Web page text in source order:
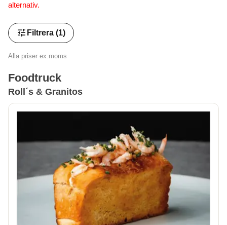
alternativ.
tune Filtrera (1)
Alla priser ex.moms
Foodtruck
Roll´s & Granitos